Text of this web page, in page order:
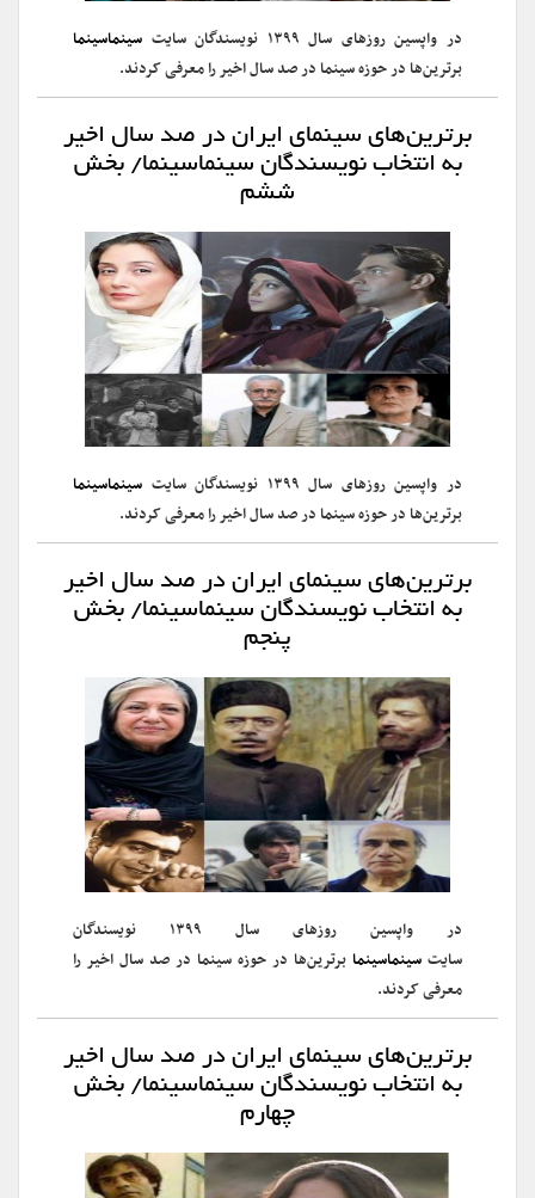
در واپسین روزهای سال ۱۳۹۹ نویسندگان سایت
سینماسینما
برترین‌ها در حوزه سینما در صد سال اخیر را معرفی کردند.
برترین‌های سینمای ایران در صد سال اخیر
به انتخاب نویسندگان سینماسینما/ بخش
ششم
در واپسین روزهای سال ۱۳۹۹ نویسندگان سایت
سینماسینما
برترین‌ها در حوزه سینما در صد سال اخیر را معرفی کردند.
برترین‌های سینمای ایران در صد سال اخیر
به انتخاب نویسندگان سینماسینما/ بخش
پنجم
در واپسین روزهای سال ۱۳۹۹ نویسندگان
سایت سینماسینما برترین‌ها در حوزه سینما در صد سال اخیر را
معرفی کردند.
برترین‌های سینمای ایران در صد سال اخیر
به انتخاب نویسندگان سینماسینما/ بخش
چهارم